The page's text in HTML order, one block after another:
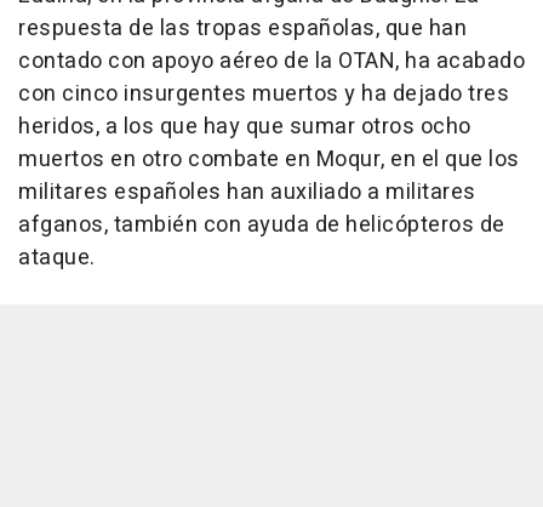
respuesta de las tropas españolas, que han
contado con apoyo aéreo de la OTAN, ha acabado
con cinco insurgentes muertos y ha dejado tres
heridos, a los que hay que sumar otros ocho
muertos en otro combate en Moqur, en el que los
militares españoles han auxiliado a militares
afganos, también con ayuda de helicópteros de
ataque.